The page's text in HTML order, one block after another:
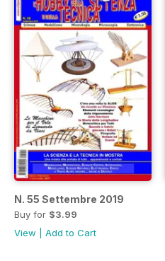
N. 55 Settembre 2019
Buy for $3.99
View
Add to Cart